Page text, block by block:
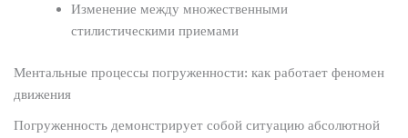
Изменение между множественными
стилистическими приемами
Ментальные процессы погруженности: как работает феномен
движения
Погруженность демонстрирует собой ситуацию абсолютной